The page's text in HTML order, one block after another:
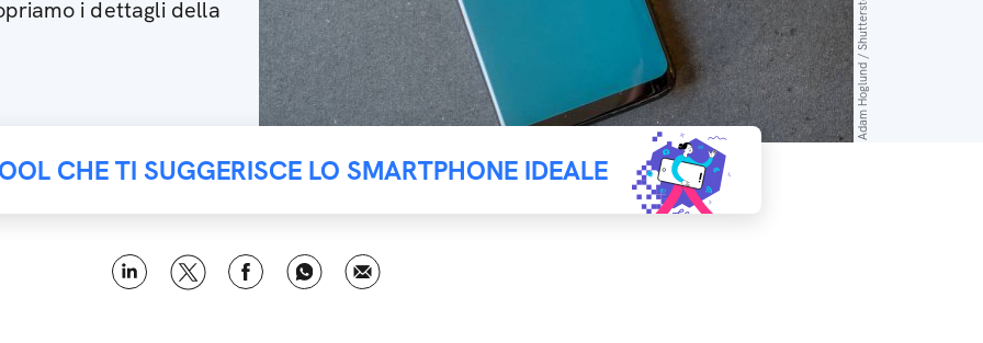
i dettagli della
Adam Hoglund / Shutterstock.com
CHE TI SUGGERISCE LO SMARTPHONE IDEALE